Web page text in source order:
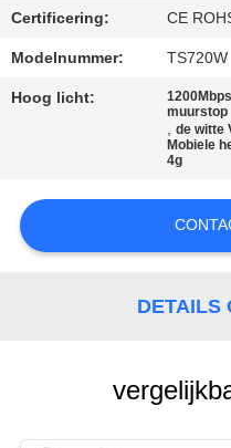
PRIVACY
POLICY
Certificering: CE
Modelnummer: TS720W
Hoog licht:
muurstop
,de witte
Mobiele
4g
DETAILS